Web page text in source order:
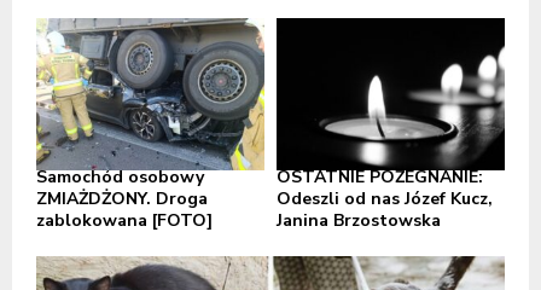
Samochód osobowy
ZMIAŻDŻONY. Droga
zablokowana [FOTO]
OSTATNIE POŻEGNANIE:
Odeszli od nas Józef Kucz,
Janina Brzostowska